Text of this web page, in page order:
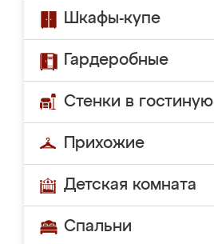
Шкафы-купе
Гардеробные
Стенки в гостиную
Прихожие
Детская комната
Спальни